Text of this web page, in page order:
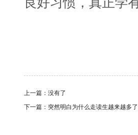
上一篇：没有了
下一篇： 突然明白为什么走读生越来越多